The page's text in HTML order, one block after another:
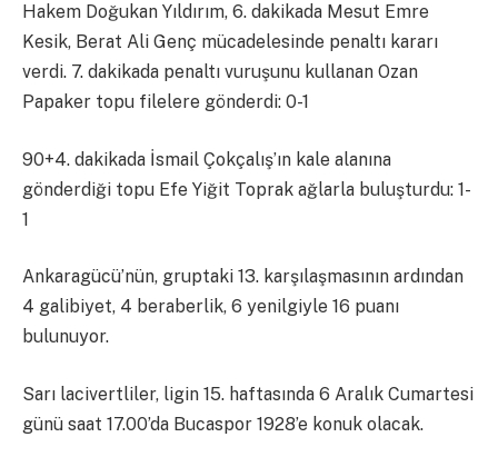
Hakem Doğukan Yıldırım, 6. dakikada Mesut Emre
Kesik, Berat Ali Genç mücadelesinde penaltı kararı
verdi. 7. dakikada penaltı vuruşunu kullanan Ozan
Papaker topu filelere gönderdi: 0-1
90+4. dakikada İsmail Çokçalış’ın kale alanına
gönderdiği topu Efe Yiğit Toprak ağlarla buluşturdu: 1-
1
Ankaragücü’nün, gruptaki 13. karşılaşmasının ardından
4 galibiyet, 4 beraberlik, 6 yenilgiyle 16 puanı
bulunuyor.
Sarı lacivertliler, ligin 15. haftasında 6 Aralık Cumartesi
günü saat 17.00’da Bucaspor 1928’e konuk olacak.